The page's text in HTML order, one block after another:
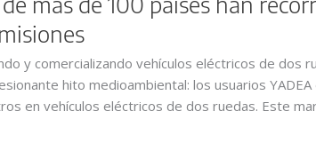
y comercializando vehículos eléctricos de dos
hito medioambiental: los usuarios
en vehículos eléctricos de dos ruedas. Este